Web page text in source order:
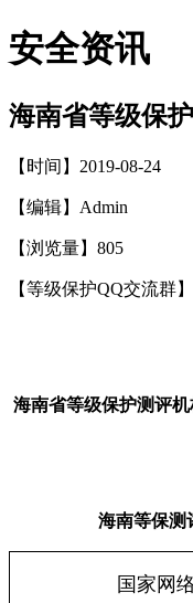
安全资讯
海南省等级保
【时间】2019-08-24
【编辑】Admin
【浏览量】 805
【等级保护QQ交流群
海南省等级保护测评
海南等保测
国家网